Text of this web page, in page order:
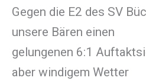
Gegen die E2 des SV
unsere Bären einen
gelungenen 6:1
aber windigem Wetter